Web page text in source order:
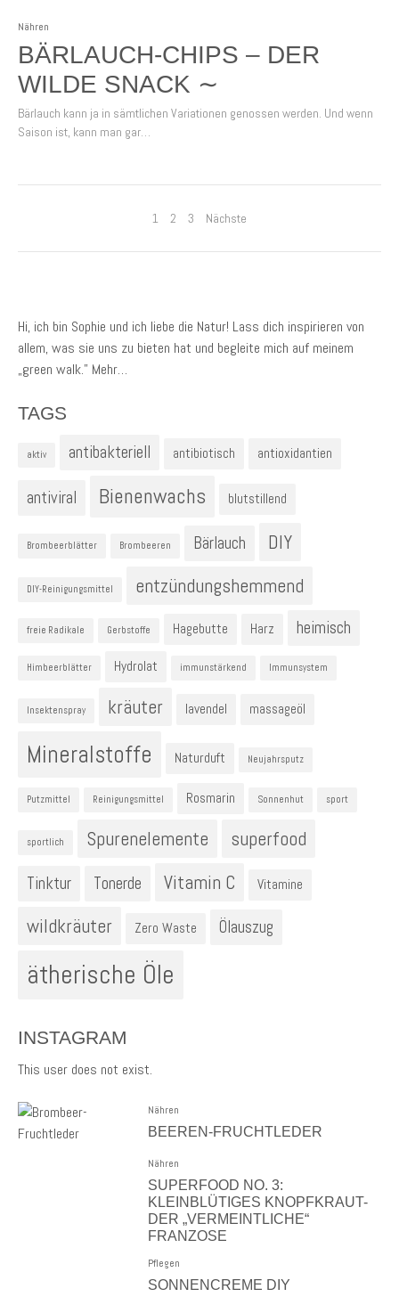
Nähren
BÄRLAUCH-CHIPS – DER
WILDE SNACK ∼
Bärlauch kann ja in sämtlichen Variationen genossen werden. Und wenn
Saison ist, kann man gar…
BEITRAGSNAVIGATION
1 2 3 Nächste
Hi, ich bin Sophie und ich liebe die Natur! Lass dich inspirieren von
allem, was sie uns zu bieten hat und begleite mich auf meinem
„green walk.” Mehr…
TAGS
aktiv antibakteriell antibiotisch antioxidantien
antiviral Bienenwachs blutstillend
Brombeerblätter Brombeeren Bärlauch DIY
DIY-Reinigungsmittel entzündungshemmend
freie Radikale Gerbstoffe Hagebutte Harz heimisch
Himbeerblätter Hydrolat immunstärkend Immunsystem
Insektenspray kräuter lavendel massageöl
Mineralstoffe Naturduft Neujahrsputz
Putzmittel Reinigungsmittel Rosmarin Sonnenhut sport
sportlich Spurenelemente superfood
Tinktur Tonerde Vitamin C Vitamine
wildkräuter Zero Waste Ölauszug
ätherische Öle
INSTAGRAM
This user does not exist.
Nähren
BEEREN-FRUCHTLEDER
Nähren
SUPERFOOD NO. 3:
KLEINBLÜTIGES KNOPFKRAUT-
DER „VERMEINTLICHE“
FRANZOSE
Pflegen
SONNENCREME DIY